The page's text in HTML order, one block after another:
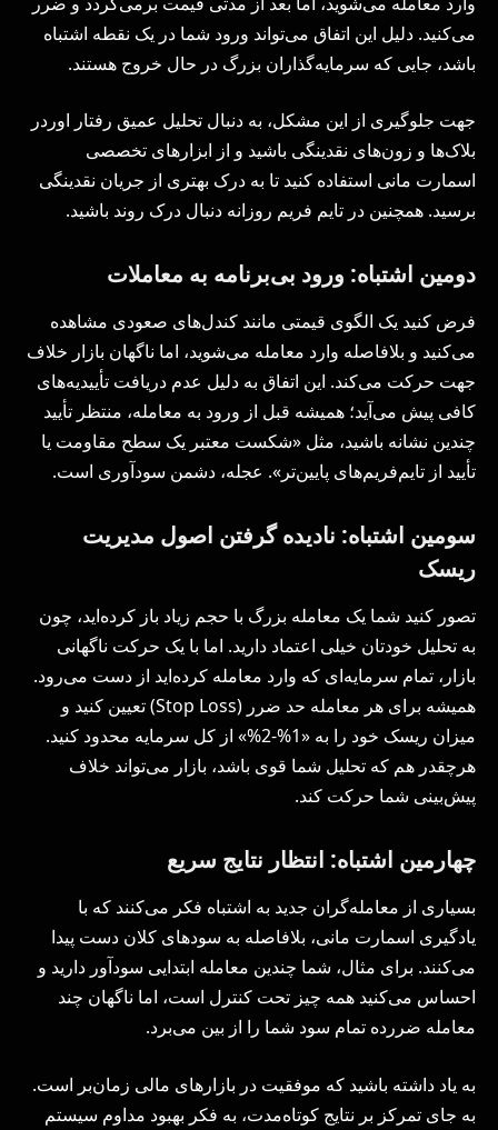
می‌کنید. دلیل این اتفاق می‌تواند ورود شما در یک نقطه اشتباه
باشد، جایی که سرمایه‌گذاران بزرگ در حال خروج هستند.
جهت جلوگیری از این مشکل، به دنبال تحلیل عمیق رفتار اوردر
بلاک‌ها و زون‌های نقدینگی باشید و از ابزارهای تخصصی
اسمارت مانی استفاده کنید تا به درک بهتری از جریان نقدینگی
برسید. همچنین در تایم فریم روزانه دنبال درک روند باشید.
دومین اشتباه: ورود بی‌برنامه به معاملات
فرض کنید یک الگوی قیمتی مانند کندل‌های صعودی مشاهده
می‌کنید و بلافاصله وارد معامله می‌شوید، اما ناگهان بازار خلاف
جهت حرکت می‌کند. این اتفاق به دلیل عدم دریافت تأییدیه‌های
کافی پیش می‌آید؛ همیشه قبل از ورود به معامله، منتظر تأیید
چندین نشانه باشید، مثل «شکست معتبر یک سطح مقاومت یا
تأیید از تایم‌فریم‌های پایین‌تر». عجله، دشمن سودآوری است.
سومین اشتباه: نادیده گرفتن اصول مدیریت
ریسک
تصور کنید شما یک معامله بزرگ با حجم زیاد باز کرده‌اید، چون
به تحلیل خودتان خیلی اعتماد دارید. اما با یک حرکت ناگهانی
بازار، تمام سرمایه‌ای که وارد معامله کرده‌اید از دست می‌رود.
همیشه برای هر معامله حد ضرر (Stop Loss) تعیین کنید و
میزان ریسک خود را به «1%-2%» از کل سرمایه محدود کنید.
هرچقدر هم که تحلیل شما قوی باشد، بازار می‌تواند خلاف
پیش‌بینی شما حرکت کند.
چهارمین اشتباه: انتظار نتایج سریع
بسیاری از معامله‌گران جدید به اشتباه فکر می‌کنند که با
یادگیری اسمارت مانی، بلافاصله به سودهای کلان دست پیدا
می‌کنند. برای مثال، شما چندین معامله ابتدایی سودآور دارید و
احساس می‌کنید همه چیز تحت کنترل است، اما ناگهان چند
معامله ضررده تمام سود شما را از بین می‌برد.
به یاد داشته باشید که موفقیت در بازارهای مالی زمان‌بر است.
به جای تمرکز بر نتایج کوتاه‌مدت، به فکر بهبود مداوم سیستم